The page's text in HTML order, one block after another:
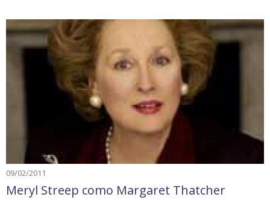
09/02/2011
Meryl Streep como Margaret Thatcher